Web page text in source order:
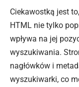
Ciekawostką jest
HTML nie tylko
wpływa na jej
wyszukiwania.
nagłówków i
wyszukiwarki, co